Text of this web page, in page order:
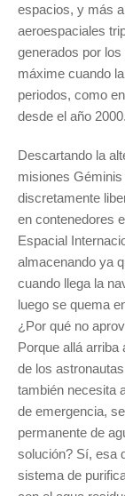
espacios, y más
aeroespaciales
generados por
máxime cuando
periodos, como
desde el año 2000.
Descartando la
misiones
discretamente
en contenedores
Espacial
almacenando ya
cuando llega la
luego se quema
¿Por qué no
Porque allá arriba
de los
también necesita
de emergencia,
permanente de
solución? Sí, esa
sistema de